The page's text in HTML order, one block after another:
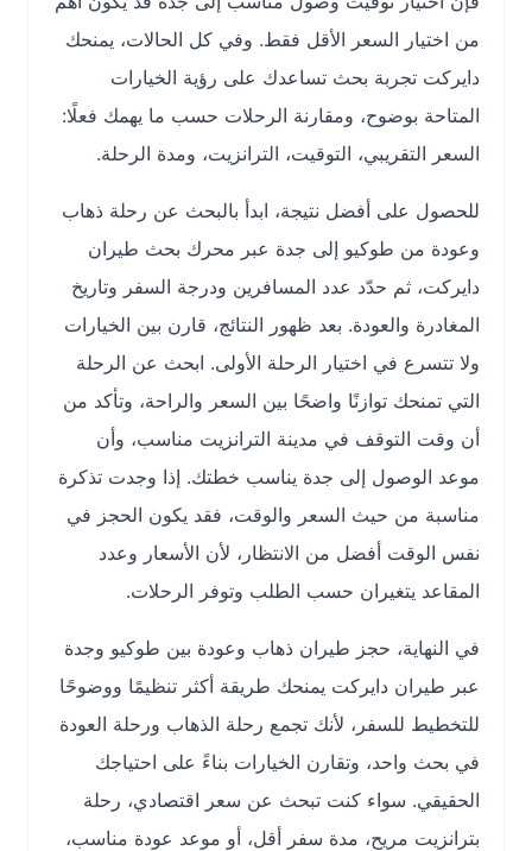
من اختيار السعر الأقل فقط. وفي كل الحالات، يمنحك
دايركت تجربة بحث تساعدك على رؤية الخيارات
المتاحة بوضوح، ومقارنة الرحلات حسب ما يهمك فعلًا:
السعر التقريبي، التوقيت، الترانزيت، ومدة الرحلة.
للحصول على أفضل نتيجة، ابدأ بالبحث عن رحلة ذهاب
وعودة من طوكيو إلى جدة عبر محرك بحث طيران
دايركت، ثم حدّد عدد المسافرين ودرجة السفر وتاريخ
المغادرة والعودة. بعد ظهور النتائج، قارن بين الخيارات
ولا تتسرع في اختيار الرحلة الأولى. ابحث عن الرحلة
التي تمنحك توازنًا واضحًا بين السعر والراحة، وتأكد من
أن وقت التوقف في مدينة الترانزيت مناسب، وأن
موعد الوصول إلى جدة يناسب خطتك. إذا وجدت تذكرة
مناسبة من حيث السعر والوقت، فقد يكون الحجز في
نفس الوقت أفضل من الانتظار، لأن الأسعار وعدد
المقاعد يتغيران حسب الطلب وتوفر الرحلات.
في النهاية، حجز طيران ذهاب وعودة بين طوكيو وجدة
عبر طيران دايركت يمنحك طريقة أكثر تنظيمًا ووضوحًا
للتخطيط للسفر، لأنك تجمع رحلة الذهاب ورحلة العودة
في بحث واحد، وتقارن الخيارات بناءً على احتياجك
الحقيقي. سواء كنت تبحث عن سعر اقتصادي، رحلة
بترانزيت مريح، مدة سفر أقل، أو موعد عودة مناسب،